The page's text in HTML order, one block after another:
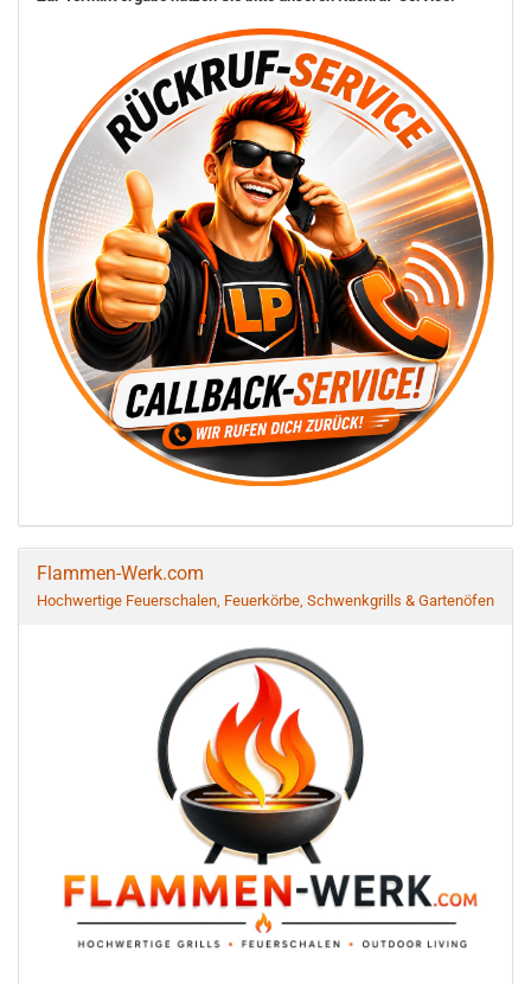
Flammen-Werk.com
Hochwertige Feuerschalen, Feuerkörbe, Schwenkgrills & Gartenöfen